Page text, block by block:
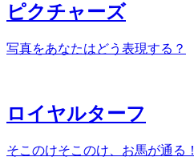
ピクチャーズ
写真をあなたはどう表現する？
ロイヤルターフ
そこのけそこのけ、お馬が通る！